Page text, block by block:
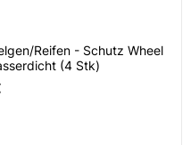
Reifen - Schutz Wheel
(4 Stk)